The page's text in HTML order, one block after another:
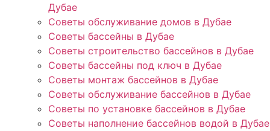
Дубае
Советы обслуживание домов в Дубае
Советы бассейны в Дубае
Советы строительство бассейнов в Дубае
Советы бассейны под ключ в Дубае
Советы монтаж бассейнов в Дубае
Советы обслуживание бассейнов в Дубае
Советы по установке бассейнов в Дубае
Советы наполнение бассейнов водой в Дубае